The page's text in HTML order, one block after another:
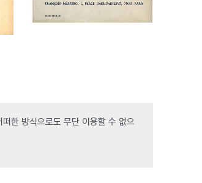
한 방식으로도 무단 이용할 수 없으